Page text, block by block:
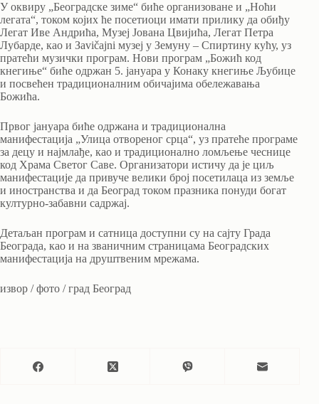
У оквиру „Београдске зиме“ биће организоване и „Ноћи
легата“, током којих ће посетиоци имати прилику да обиђу
Легат Иве Андрића, Музеј Јована Цвијића, Легат Петра
Лубарде, као и Зavičajni музеј у Земуну – Спиртину кућу, уз
пратећи музички програм. Нови програм „Божић код
кнегиње“ биће одржан 5. јануара у Конаку кнегиње Љубице
и посвећен традиционалним обичајима обележавања
Божића.
Првог јануара биће одржана и традиционална
манифестација „Улица отвореног срца“, уз пратеће програме
за децу и најмлађе, као и традиционално ломљење чеснице
код Храма Светог Саве. Организатори истичу да је циљ
манифестације да привуче велики број посетилаца из земље
и иностранства и да Београд током празника понуди богат
културно-забавни садржај.
Детаљан програм и сатница доступни су на сајту Града
Београда, као и на званичним страницама Београдских
манифестација на друштвеним мрежама.
извор / фото / град Београд